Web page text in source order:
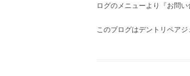
ログのメニューより『お問い
このブログはデントリペア